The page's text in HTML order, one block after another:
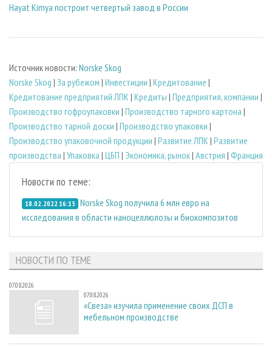
Hayat Kimya построит четвертый завод в России
Источник новости: Norske Skog
Norske Skog | За рубежом | Инвестиции | Кредитование |
Кредитование предприятий ЛПК | Кредиты | Предприятия, компании |
Производство гофроупаковки | Производство тарного картона |
Производство тарной доски | Производство упаковки |
Производство упаковочной продукции | Развитие ЛПК | Развитие
производства | Упаковка | ЦБП | Экономика, рынок| Австрия | Франция
Новости по теме:
18.02.2022 16:15 Norske Skog получила 6 млн евро на
исследования в области наноцеллюлозы и биокомпозитов
НОВОСТИ ПО ТЕМЕ
07.08.2026
07.08.2026
«Свеза» изучила применение своих ДСП в
мебельном производстве